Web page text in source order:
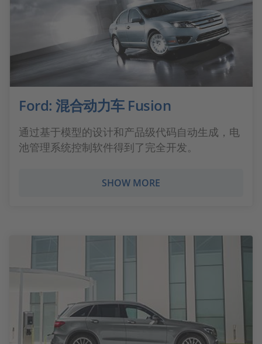
Ford: 混合动力车 Fusion
通过基于模型的设计和产品级代码自动生成，电
池管理系统控制软件得到了完全开发。
SHOW MORE